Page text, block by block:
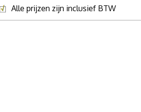
Alle prijzen zijn inclusief BTW